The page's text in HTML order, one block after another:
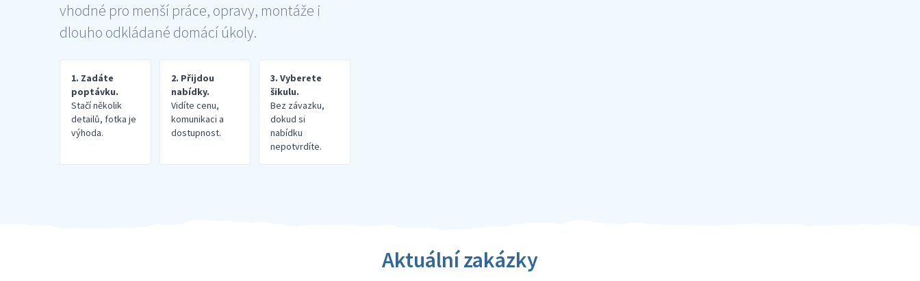
vhodné pro menší práce, opravy, montáže i
dlouho odkládané domácí úkoly.
1. Zadáte
poptávku.
Stačí několik
detailů, fotka je
výhoda.
2. Přijdou
nabídky.
Vidíte cenu,
komunikaci a
dostupnost.
3. Vyberete
šikulu.
Bez závazku,
dokud si
nabídku
nepotvrdíte.
Aktuální zakázky